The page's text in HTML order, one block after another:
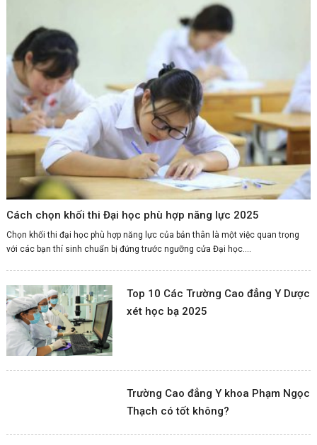
Cách chọn khối thi Đại học phù hợp năng lực 2025
Chọn khối thi đại học phù hợp năng lực của bản thân là một việc quan trọng
với các bạn thí sinh chuẩn bị đứng trước ngưỡng cửa Đại học....
Top 10 Các Trường Cao đẳng Y Dược
xét học bạ 2025
Trường Cao đẳng Y khoa Phạm Ngọc
Thạch có tốt không?